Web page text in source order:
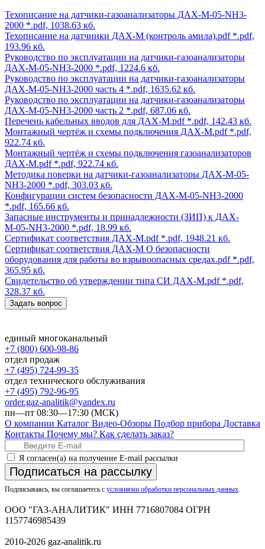
Техописание на датчики-газоанализаторы ДАХ-М-05-NH3-
2000 *.pdf, 1038.63 кб.
Техописание на датчиики ДАХ-М (контроль амила).pdf*.pdf,
193.96 кб.
Руководство по эксплуатации на датчики-газоанализаторы
ДАХ-М-05-NH3-2000 *.pdf, 1224.6 кб.
Руководство по эксплуатации на датчики-газоанализаторы
ДАХ-М-05-NH3-2000 часть 4 *.pdf, 1635.62 кб.
Руководство по эксплуатации на датчики-газоанализаторы
ДАХ-М-05-NH3-2000 часть 2 *.pdf, 687.06 кб.
Перечень кабельных вводов для ДАХ-М.pdf*.pdf, 142.43 кб.
Монтажный чертёж и схемы подключения ДАХ-М.pdf*.pdf,
922.74 кб.
Монтажный чертёж и схемы подключения газоанализаторов
ДАХ-М.pdf*.pdf, 922.74 кб.
Методика поверки на датчики-газоанализаторы ДАХ-М-05-
NH3-2000 *.pdf, 303.03 кб.
Конфигурации систем безопасности ДАХ-М-05-NH3-2000
*.pdf, 165.66 кб.
Запасные инструменты и принадлежности (ЗИП) к ДАХ-
М-05-NH3-2000 *.pdf, 18.99 кб.
Сертификат соответствия ДАХ-М.pdf*.pdf, 1948.21 кб.
Сертификат соответствия ДАХ-М О безопасности
оборудования для работы во взрывоопасных средах.pdf*.pdf,
365.95 кб.
Свидетельство об утверждении типа СИ ДАХ-М.pdf*.pdf,
328.37 кб.
Задать вопрос
единый многоканальный
+7 (800) 600-98-86
отдел продаж
+7 (495) 724-99-35
отдел технического обслуживания
+7 (495) 792-96-95
order.gaz-analitik@yandex.ru
пн—пт 08:30—17:30 (МСК)
О компании Каталог Видео-Обзоры Подбор прибора Доставка
Контакты Почему мы? Как сделать заказ?
Я согласен(а) на получение E-mail рассылки
Подписаться на рассылку
Подписываясь, вы соглашаетесь с условиями обработки персональных данных
ООО "ГАЗ-АНАЛИТИК" ИНН 7716807084 ОГРН
1157746985439
2010-2026 gaz-analitik.ru